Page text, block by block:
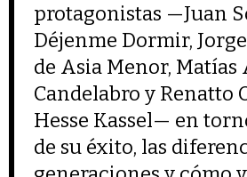
protagonistas —Juan
Déjenme Dormir,
de Asia Menor, Matías
Candelabro y Renatto
Hesse Kassel— en
de su éxito, las